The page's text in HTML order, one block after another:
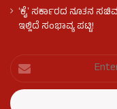
ʻಕೈʼ ಸರ್ಕಾರದ ನೂತನ
ಇಲ್ಲಿದೆ ಸಂಭಾವ್ಯ ಪಟ್ಟಿ!